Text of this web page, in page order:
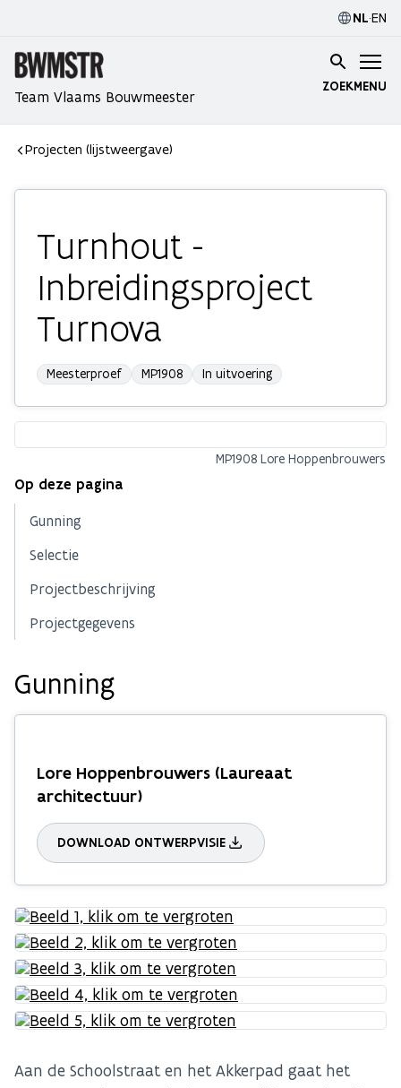
NL·EN
Team Vlaams Bouwmeester
ZOEKMENU
Projecten (lijstweergave)
Turnhout -
Inbreidingsproject
Turnova
Meesterproef MP1908 In uitvoering
MP1908 Lore Hoppenbrouwers
Op deze pagina
Gunning
Selectie
Projectbeschrijving
Projectgegevens
Gunning
Lore Hoppenbrouwers (Laureaat
architectuur)
DOWNLOAD ONTWERPVISIE
Aan de Schoolstraat en het Akkerpad gaat het